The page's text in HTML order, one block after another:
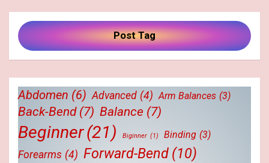
Post Tag
Abdomen (6) Advanced (4) Arm Balances (3)
Back-Bend (7) Balance (7)
Beginner(21) Biginner (1) Binding (3)
Forearms (4) Forward-Bend (10)